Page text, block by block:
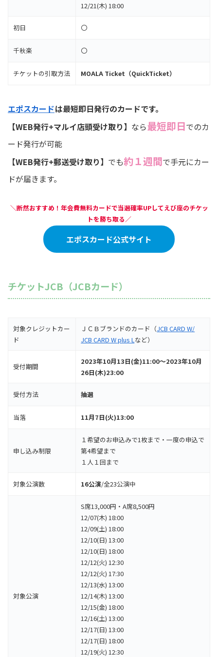
12/21(木) 18:00
初日 〇
千秋楽 〇
チケットの引取方法 MOALA Ticket（QuickTicket）
エポスカードは最短即日発行のカードです。
【WEB発行+マルイ店頭受け取り】 なら最短即日でのカ
ード発行が可能
【WEB発行+郵送受け取り】 でも約１週間で手元にカー
ドが届きます。
＼断然おすすめ！年会費無料カードで当選確率UPしてえび座のチケッ
トを勝ち取る／
エポスカード公式サイト
チケットJCB（JCBカード）
対象クレジットカー
ド
ＪＣＢブランドのカード（JCB CARD W/
JCB CARD W plus Lなど）
受付期間
2023年10月13日(金)11:00～2023年10月
26日(木)23:00
受付方法 抽選
当落 11月7日(火)13:00
申し込み制限
１希望のお申込みで1枚まで・一度の申込で
第4希望まで
１人１回まで
対象公演数 16公演/全23公演中
対象公演
S席13,000円・A席8,500円
12/07(木) 18:00
12/09(土) 18:00
12/10(日) 13:00
12/10(日) 18:00
12/12(火) 12:30
12/12(火) 17:30
12/13(水) 13:00
12/14(木) 13:00
12/15(金) 18:00
12/16(土) 13:00
12/17(日) 13:00
12/17(日) 18:00
12/19(火) 12:30